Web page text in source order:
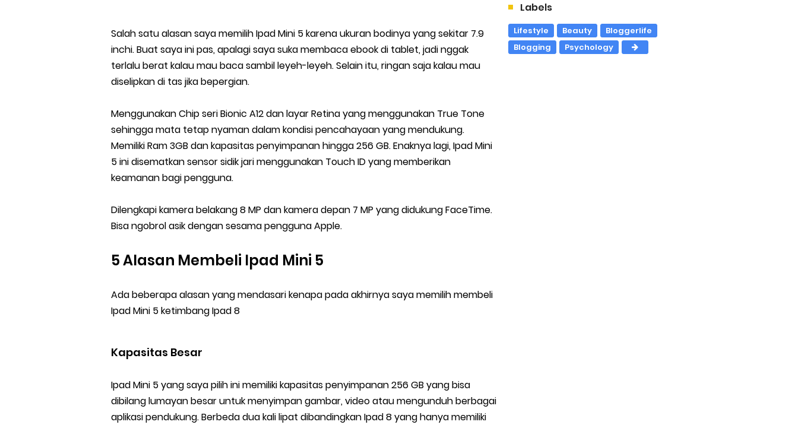
Salah satu alasan saya memilih Ipad Mini 5 karena ukuran bodinya yang sekitar 7.9
inchi. Buat saya ini pas, apalagi saya suka membaca ebook di tablet, jadi nggak
terlalu berat kalau mau baca sambil leyeh-leyeh. Selain itu, ringan saja kalau mau
diselipkan di tas jika bepergian.
Menggunakan Chip seri Bionic A12 dan layar Retina yang menggunakan True Tone
sehingga mata tetap nyaman dalam kondisi pencahayaan yang mendukung.
Memiliki Ram 3GB dan kapasitas penyimpanan hingga 256 GB. Enaknya lagi, Ipad Mini
5 ini disematkan sensor sidik jari menggunakan Touch ID yang memberikan
keamanan bagi pengguna.
Dilengkapi kamera belakang 8 MP dan kamera depan 7 MP yang didukung FaceTime.
Bisa ngobrol asik dengan sesama pengguna Apple.
5 Alasan Membeli Ipad Mini 5
Ada beberapa alasan yang mendasari kenapa pada akhirnya saya memilih membeli
Ipad Mini 5 ketimbang Ipad 8
Kapasitas Besar
Ipad Mini 5 yang saya pilih ini memiliki kapasitas penyimpanan 256 GB yang bisa
dibilang lumayan besar untuk menyimpan gambar, video atau mengunduh berbagai
aplikasi pendukung. Berbeda dua kali lipat dibandingkan Ipad 8 yang hanya memiliki
Labels
Lifestyle Beauty
Bloggerlife
Blogging
Psychology